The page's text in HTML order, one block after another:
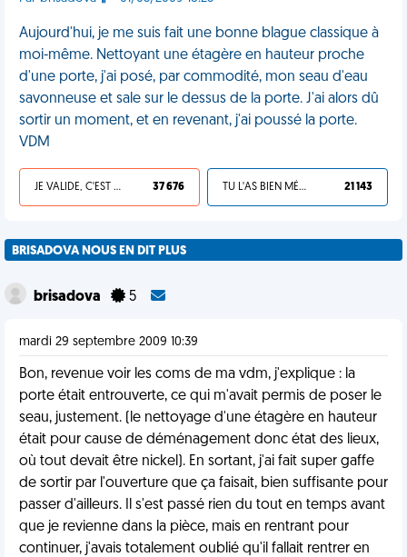
Aujourd'hui, je me suis fait une bonne blague classique à
moi-même. Nettoyant une étagère en hauteur proche
d'une porte, j'ai posé, par commodité, mon seau d'eau
savonneuse et sale sur le dessus de la porte. J'ai alors dû
sortir un moment, et en revenant, j'ai poussé la porte.
VDM
JE VALIDE, C'EST UNE VDM 37 676 TU L'AS BIEN MÉRITÉ 21 143
BRISADOVA NOUS EN DIT PLUS
brisadova 5
mardi 29 septembre 2009 10:39
Bon, revenue voir les coms de ma vdm, j'explique : la
porte était entrouverte, ce qui m'avait permis de poser le
seau, justement. (le nettoyage d'une étagère en hauteur
était pour cause de déménagement donc état des lieux,
où tout devait être nickel). En sortant, j'ai fait super gaffe
de sortir par l'ouverture que ça faisait, bien suffisante pour
passer d'ailleurs. Il s'est passé rien du tout en temps avant
que je revienne dans la pièce, mais en rentrant pour
continuer, j'avais totalement oublié qu'il fallait rentrer en